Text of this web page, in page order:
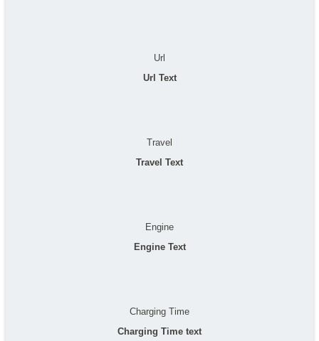
Url
Url Text
Travel
Travel Text
Engine
Engine Text
Charging Time
Charging Time text